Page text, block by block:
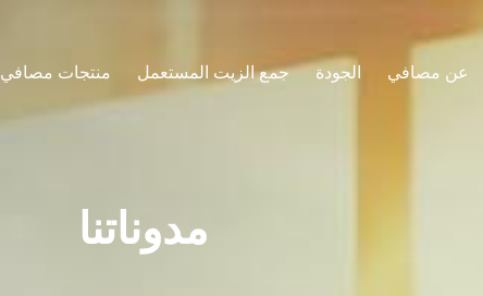
عن مصافي الجودة جمع الزيت المستعمل منتجات مصافي
مدوناتنا